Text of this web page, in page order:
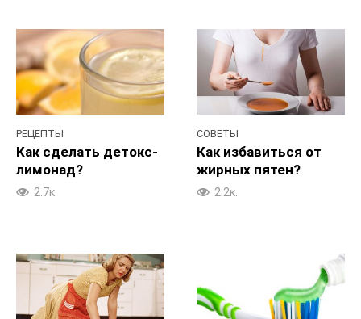
РЕЦЕПТЫ
Как сделать детокс-
лимонад?
2.7к.
СОВЕТЫ
Как избавиться от
жирных пятен?
2.2к.